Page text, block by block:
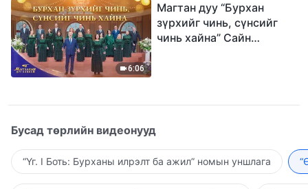
6:06
Магтан дуу “Бурхан
зүрхийг чинь, сүнсийг
чинь хайна” Сайн
Бусад төрлийн видеонууд
“Үг. I Боть: Бурханы илрэлт ба ажил” номын уншлага